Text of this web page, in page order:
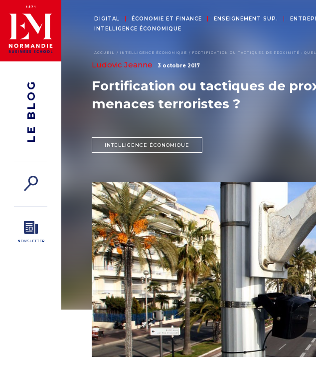
DIGITAL ÉCONOMIE ET FINANCE ENSEIGNEMENT SUP.
INTELLIGENCE ÉCONOMIQUE
ACCUEIL INTELLIGENCE ÉCONOMIQUE FORTIFICATION OU TACTIQUES DE PROXIMITÉ :
LE BLOG
NEWSLETTER
Ludovic Jeanne 3 octobre 2017
Fortification ou tactiques de
menaces terroristes ?
INTELLIGENCE ÉCONOMIQUE